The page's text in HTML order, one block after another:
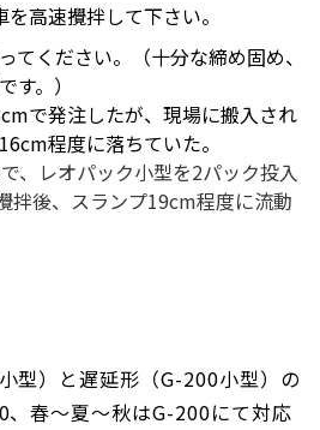
高速攪拌して下さい。
てください。（十分な締め固め、
す。）
で発注したが、現場に搬入され
程度に落ちていた。
、レオパック小型を2パック投入
拌後、スランプ19cm程度に流動
型）と遅延形（G-200小型）の
春～夏～秋はG-200にて対応